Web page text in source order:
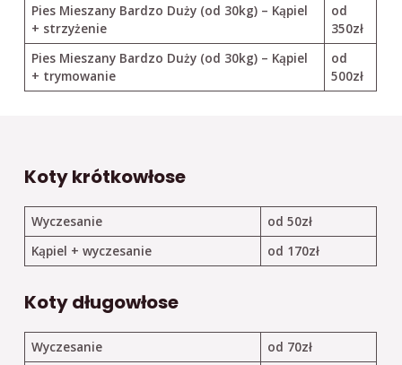
Pies Mieszany Bardzo Duży (od 30kg) – Kąpiel
+ strzyżenie
od
350zł
Pies Mieszany Bardzo Duży (od 30kg) – Kąpiel
+ trymowanie
od
500zł
Koty krótkowłose
Wyczesanie
od 50zł
Kąpiel + wyczesanie
od 170zł
Koty długowłose
Wyczesanie
od 70zł